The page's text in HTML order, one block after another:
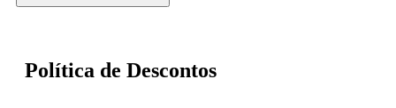
Política de Descontos